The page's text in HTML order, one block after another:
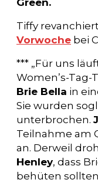
Green.
Tiffy
Vorwoche bei
*** „Für uns
Women’s-Tag-
Brie Bella in
Sie wurden
unterbrochen.
Teilnahme am
an. Derweil
Henley, dass
behüten